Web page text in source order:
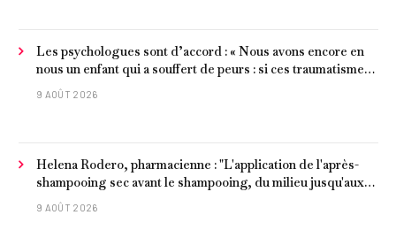
Les psychologues sont d’accord : « Nous avons encore en
nous un enfant qui a souffert de peurs : si ces traumatismes
ne sont pas surmontés, ils continueront à nous affecter dans
9 AOÛT 2026
Helena Rodero, pharmacienne : "L'application de l'après-
shampooing sec avant le shampooing, du milieu jusqu'aux
pointes, est recommandée pour les cheveux délicats et
9 AOÛT 2026